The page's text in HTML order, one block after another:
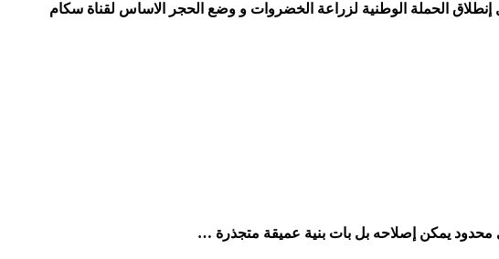
الحملة الوطنية لزراعة الخضروات و وضع الحجر الاساس لقناة سكام
محدود يمكن إصلاحه بل بات بنية عميقة متجذرة …